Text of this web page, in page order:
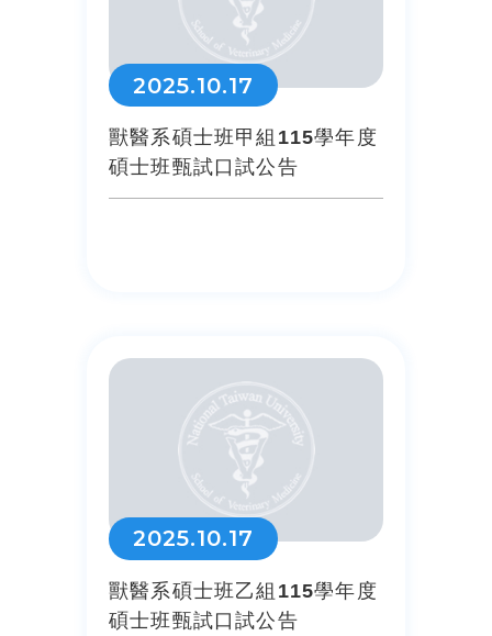
2025.10.17
獸醫系碩士班甲組115學年度
碩士班甄試口試公告
2025.10.17
獸醫系碩士班乙組115學年度
碩士班甄試口試公告